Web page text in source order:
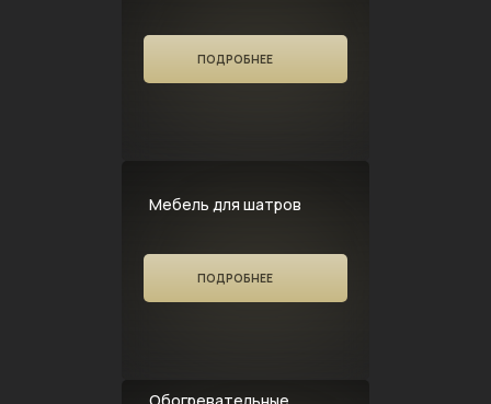
ПОДРОБНЕЕ
Мебель для шатров
ПОДРОБНЕЕ